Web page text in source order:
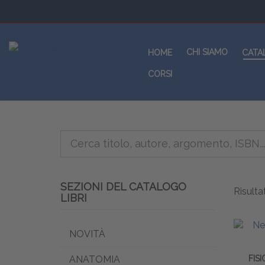
HOME CHI SIAMO
CORSI
SEZIONI DEL CATALOGO
LIBRI
NOVITÀ
ANATOMIA